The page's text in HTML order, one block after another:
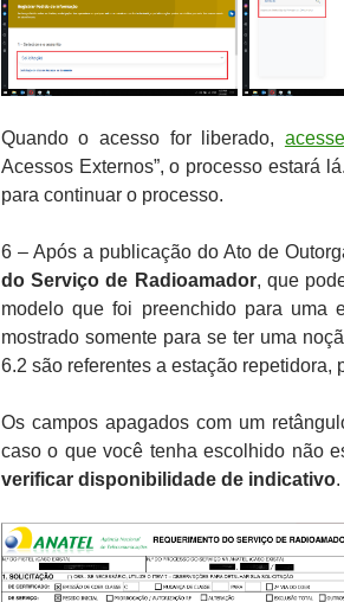
Quando o acesso for liberado,
Acessos Externos”, o processo estará
para continuar o processo.
6 – Após a publicação do Ato de
do Serviço de Radioamador, que
modelo que foi preenchido para uma
mostrado somente para se ter uma
6.2 são referentes a estação repetidora,
Os campos apagados com um
caso o que você tenha escolhido não
verificar disponibilidade de indicativo.